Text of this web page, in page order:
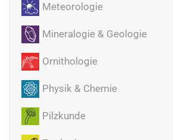
Meteorologie
Mineralogie & Geologie
Ornithologie
Physik & Chemie
Pilzkunde